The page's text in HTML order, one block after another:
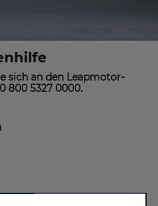
sich an den Leapmotor-
800 5327 0000.